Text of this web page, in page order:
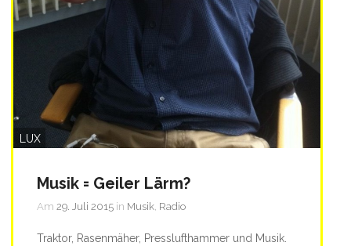
LUX
Musik = Geiler Lärm?
Am 29. Juli 2015 in Musik, Radio
Traktor, Rasenmäher, Presslufthammer und Musik.